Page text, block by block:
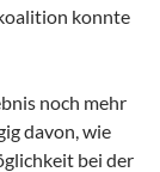
konnte
noch mehr
davon, wie
bei der